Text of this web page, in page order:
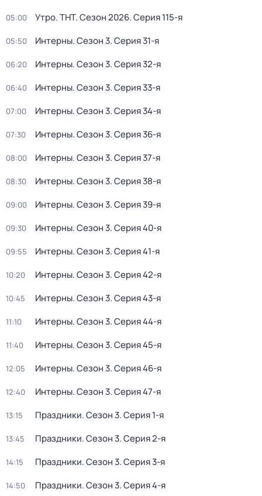
05:00 Утро. ТНТ. Сезон 2026. Серия 115-я
05:50 Интерны. Сезон 3. Серия 31-я
06:20 Интерны. Сезон 3. Серия 32-я
06:40 Интерны. Сезон 3. Серия 33-я
07:00 Интерны. Сезон 3. Серия 34-я
07:30 Интерны. Сезон 3. Серия 36-я
08:00 Интерны. Сезон 3. Серия 37-я
08:30 Интерны. Сезон 3. Серия 38-я
09:00 Интерны. Сезон 3. Серия 39-я
09:30 Интерны. Сезон 3. Серия 40-я
09:55 Интерны. Сезон 3. Серия 41-я
10:20 Интерны. Сезон 3. Серия 42-я
10:45 Интерны. Сезон 3. Серия 43-я
11:10 Интерны. Сезон 3. Серия 44-я
11:40 Интерны. Сезон 3. Серия 45-я
12:05 Интерны. Сезон 3. Серия 46-я
12:40 Интерны. Сезон 3. Серия 47-я
13:15 Праздники. Сезон 3. Серия 1-я
13:45 Праздники. Сезон 3. Серия 2-я
14:15 Праздники. Сезон 3. Серия 3-я
14:50 Праздники. Сезон 3. Серия 4-я